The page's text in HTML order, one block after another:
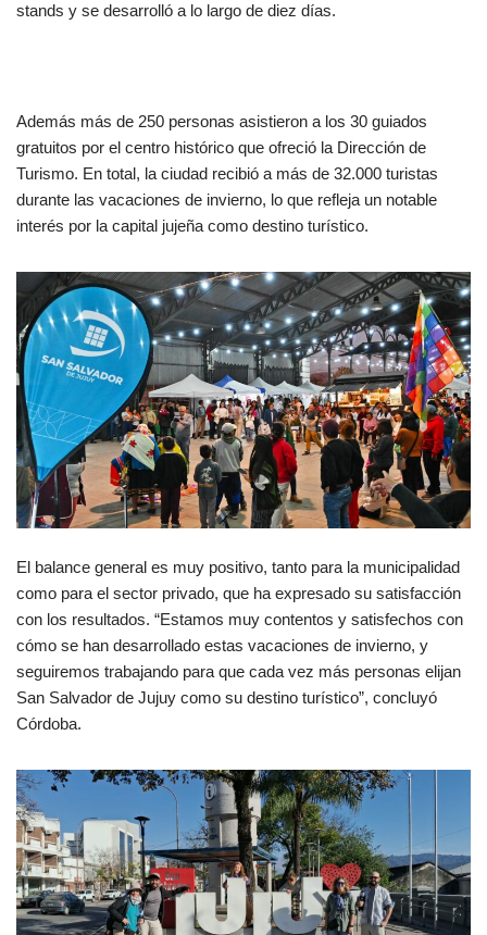
stands y se desarrolló a lo largo de diez días.
Además más de 250 personas asistieron a los 30 guiados
gratuitos por el centro histórico que ofreció la Dirección de
Turismo. En total, la ciudad recibió a más de 32.000 turistas
durante las vacaciones de invierno, lo que refleja un notable
interés por la capital jujeña como destino turístico.
El balance general es muy positivo, tanto para la municipalidad
como para el sector privado, que ha expresado su satisfacción
con los resultados. “Estamos muy contentos y satisfechos con
cómo se han desarrollado estas vacaciones de invierno, y
seguiremos trabajando para que cada vez más personas elijan
San Salvador de Jujuy como su destino turístico”, concluyó
Córdoba.